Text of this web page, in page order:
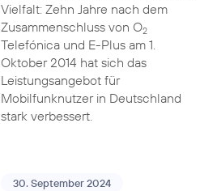
Vielfalt: Zehn Jahre nach dem
Zusammenschluss von O2
Telefónica und E-Plus am 1.
Oktober 2014 hat sich das
Leistungsangebot für
Mobilfunknutzer in Deutschland
stark verbessert.
30. September 2024